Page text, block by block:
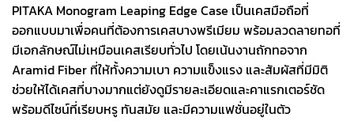
PITAKA Monogram Leaping Edge Case เป็นเคสมือถือที่
ออกแบบมาเพื่อคนที่ต้องการเคสบางพรีเมียม พร้อมลวดลายทอที่
มีเอกลักษณ์ไม่เหมือนเคสเรียบทั่วไป โดยเน้นงานถักทอจาก
Aramid Fiber ที่ให้ทั้งความเบา ความแข็งแรง และสัมผัสที่มีมิติ
ช่วยให้ได้เคสที่บางมากแต่ยังดูมีรายละเอียดและคาแรกเตอร์ชัด
พร้อมดีไซน์ที่เรียบหรู ทันสมัย และมีความแฟชั่นอยู่ในตัว